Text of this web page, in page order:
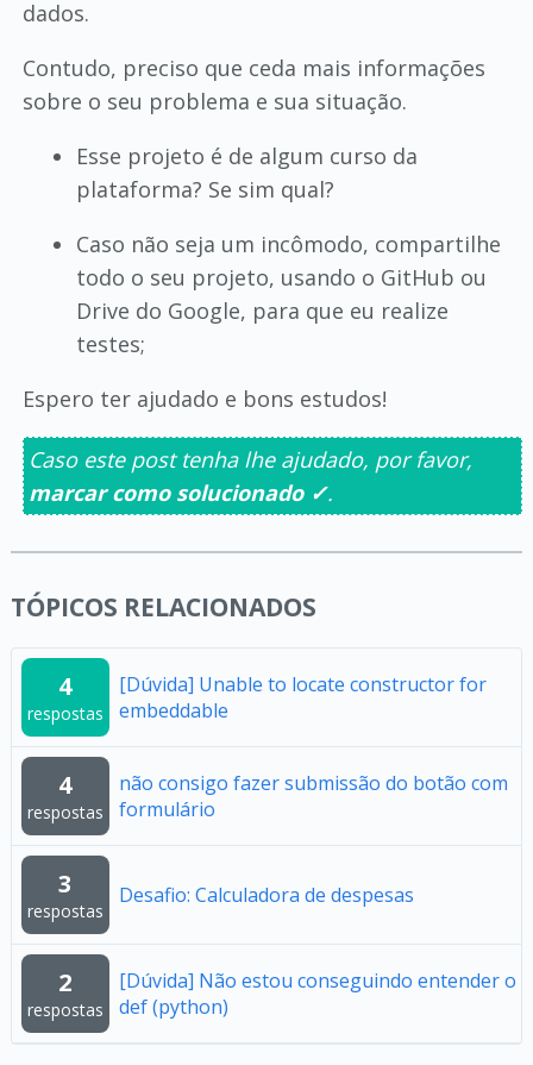
dados.
Contudo, preciso que ceda mais informações
sobre o seu problema e sua situação.
Esse projeto é de algum curso da
plataforma? Se sim qual?
Caso não seja um incômodo, compartilhe
todo o seu projeto, usando o GitHub ou
Drive do Google, para que eu realize
testes;
Espero ter ajudado e bons estudos!
Caso este post tenha lhe ajudado, por favor,
marcar como solucionado ✓.
TÓPICOS RELACIONADOS
4
respostas
[Dúvida] Unable to locate constructor for
embeddable
4
respostas
não consigo fazer submissão do botão com
formulário
3
respostas
Desafio: Calculadora de despesas
2
respostas
[Dúvida] Não estou conseguindo entender o
def (python)